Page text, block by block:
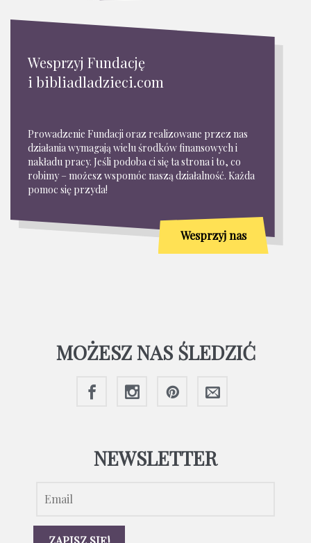
Wesprzyj Fundację
i bibliadladzieci.com
Prowadzenie Fundacji oraz realizowane przez nas
działania wymagają wielu środków finansowych i
nakładu pracy. Jeśli podoba ci się ta strona i to, co
robimy – możesz wspomóc naszą działalność. Każda
pomoc się przyda!
Wesprzyj nas
MOŻESZ NAS ŚLEDZIĆ
NEWSLETTER